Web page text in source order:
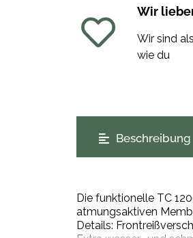
Wir
Wir sind
wie du
Beschreibung
Die funktionelle TC
atmungsaktiven
Details: